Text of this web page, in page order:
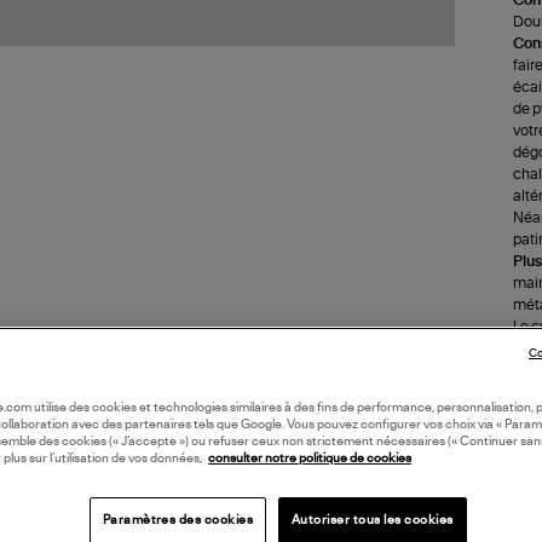
de
Le
utilise des cookies et technologies similaires à des fins de performance, personnalisation,
avec des partenaires tels que Google. Vous pouvez configurer vos choix via «
des cookies (« J’accepte ») ou refuser ceux non strictement nécessaires (« Continuer
plus sur l’utilisation de vos données,
consulter notre politique de cookies
Paramètres des cookies Autoriser tous les cookies